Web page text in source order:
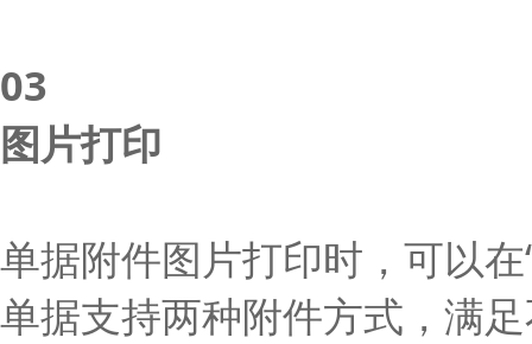
03
图片打印
单据附件图片打印时，可以
单据支持两种附件方式，满